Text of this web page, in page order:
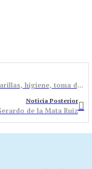
Los centros de Infantil y Primaria de Bembibre se preparan para la vuelta al cole: mascarillas, higiene, toma de temperatura y organización interna, las principales novedades en los colegios
Noticia Posterior
de la Mata Ruiz